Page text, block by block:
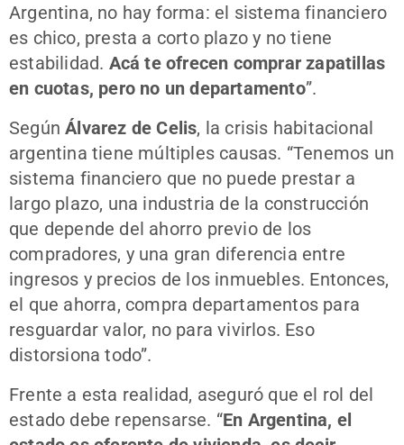
Argentina, no hay forma: el sistema financiero
es chico, presta a corto plazo y no tiene
estabilidad. Acá te ofrecen comprar zapatillas
en cuotas, pero no un departamento”.
SegúnÁlvarez de Celis, la crisis habitacional
argentina tiene múltiples causas. “Tenemos un
sistema financiero que no puede prestar a
largo plazo, una industria de la construcción
que depende del ahorro previo de los
compradores, y una gran diferencia entre
ingresos y precios de los inmuebles. Entonces,
el que ahorra, compra departamentos para
resguardar valor, no para vivirlos. Eso
distorsiona todo”.
Frente a esta realidad, aseguró que el rol del
estado debe repensarse. “En Argentina, el